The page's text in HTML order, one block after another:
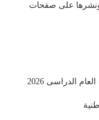
ونشرها على صفحات
الدراسى 2026